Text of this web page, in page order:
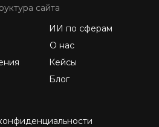
Блог
ИИ по сферам
Кейсы
О нас
сайта